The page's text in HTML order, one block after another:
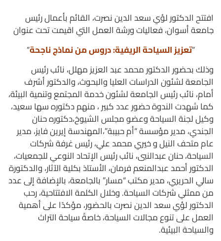
افتتح الدكتور لؤي سعد الدين نصرت، القائم بأعمال رئيس
جامعة أسوان، فعاليات ورشة العمل التي اقيمت تحت عنوان
“تعزيز السياحة الريفية: دروس من نماذج ناجحة“
وذلك بحضور الدكتور محمد عبد العزيز مهلل، نائب رئيس
الجامعة لشئون الدراسات العليا والبحوث، والدكتور أشرف
أمام، نائب رئيس الجامعة لشئون خدمة المجتمع وتنمية البيئة،
كما شهدت الندوة حضور عدد كبير ، منهم دكتوره سها سعيد،
وكيل لجنة السياحة وعضو مجلس الشيوخ،دكتوره حنان
الجندي، مدير مؤسسة “أم حبيبة”،المهندسة إيرين فايز، مدير
عام متحف النيل وخيري محمد علي، رئيس غرفة شركات
السياحة، حنان عبدالنبى، نائب رئيس الإتحاد النوعي للجمعيات،
الدكتور أحمد عبدالمنعم فرمان، الأستاذ بكلية الآثار، والدكتورة
سالي الحريري، مدير مكتب “مسار” بالجامعة، بالإضافة إلى عدد
من ممثلي شركات السياحة.وخلال الكلمة الافتتاحية، رحب
الدكتور لؤي سعد الدين نصرت بالحضور، مؤكدًا على أهمية
العمل على تنوع مجالات السياحة، خاصةً سياحة التراث
والسياحة البيئية.